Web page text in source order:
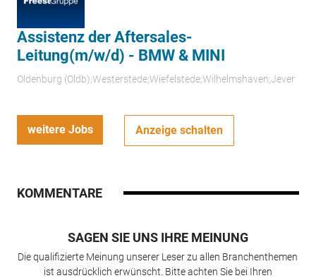
Assistenz der Aftersales-
Leitung(m/w/d) - BMW & MINI
Oldenburg (Oldb);Westerstede;Wiefelstede;Wilhelmshaven;Jever
weitere Jobs Anzeige schalten
KOMMENTARE
SAGEN SIE UNS IHRE MEINUNG
Die qualifizierte Meinung unserer Leser zu allen Branchenthemen
ist ausdrücklich erwünscht. Bitte achten Sie bei Ihren